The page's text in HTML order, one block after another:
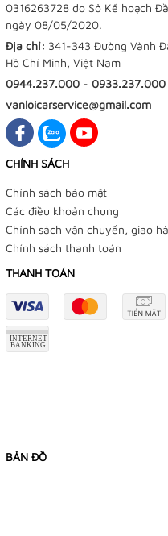
0316263728 do Sở Kế hoạch
ngày 08/05/2020.
Địa chỉ: 341-343 Đường Vành
Hồ Chí Minh, Việt Nam
0944.237.000 - 0933.237.000
vanloicarservice@gmail.com
CHÍNH SÁCH
Chính sách bảo mật
Các điều khoản chung
Chính sách vận chuyển, giao
Chính sách thanh toán
THANH TOÁN
BẢN ĐỒ